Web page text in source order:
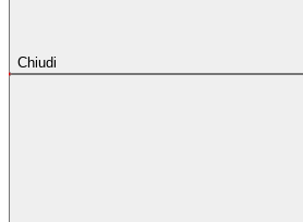
Chiudi